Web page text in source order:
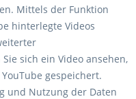
Mittels der Funktion
hinterlegte Videos
sich ein Video ansehen,
gespeichert.
und Nutzung der Daten